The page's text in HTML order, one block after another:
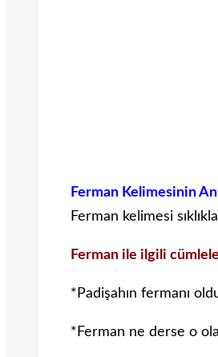
Ferman Kelimesinin
Ferman kelimesi
Ferman ile ilgili
*Padişahın fermanı
*Ferman ne derse o